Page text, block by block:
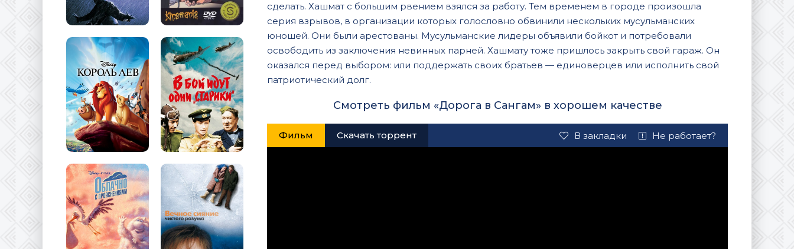
сделать. Хашмат с большим рвением взялся за работу. Тем временем в городе произошла
серия взрывов, в организации которых голословно обвинили нескольких мусульманских
юношей. Они были арестованы. Мусульманские лидеры объявили бойкот и потребовали
освободить из заключения невинных парней. Хашмату тоже пришлось закрыть свой гараж. Он
оказался перед выбором: или поддержать своих братьев — единоверцев или исполнить свой
патриотический долг.
Смотреть фильм «Дорога в Сангам» в хорошем качестве
Фильм Скачать торрент В закладки Не работает?